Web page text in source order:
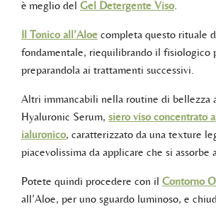
è meglio del Gel Detergente Viso.
Il Tonico all’Aloe completa questo rituale
fondamentale, riequilibrando il fisiologico
preparandola ai trattamenti successivi.
Altri immancabili nella routine di bellezza
Hyaluronic Serum, siero viso concentrato
ialuronico, caratterizzato da una texture
piacevolissima da applicare che si assorbe
Potete quindi procedere con il Contorno
all’Aloe, per uno sguardo luminoso, e